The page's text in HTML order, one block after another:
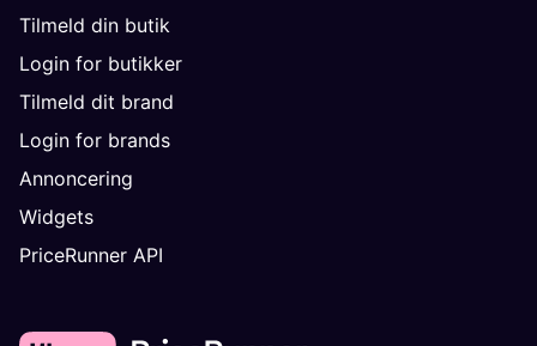
Tilmeld din butik
Login for butikker
Tilmeld dit brand
Login for brands
Annoncering
Widgets
PriceRunner API